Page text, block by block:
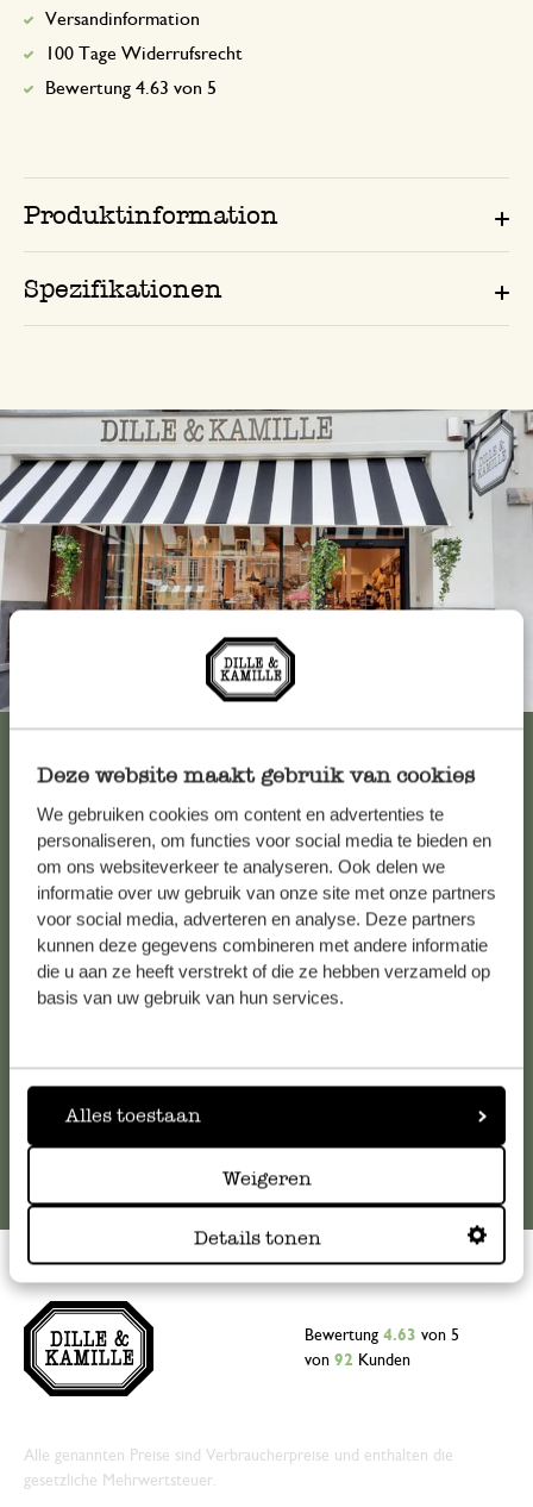
Deze website maakt gebruik van cookies
We gebruiken cookies om content en advertenties te
personaliseren, om functies voor social media te bieden en
om ons websiteverkeer te analyseren. Ook delen we
informatie over uw gebruik van onze site met onze partners
voor social media, adverteren en analyse. Deze partners
kunnen deze gegevens combineren met andere informatie
die u aan ze heeft verstrekt of die ze hebben verzameld op
basis van uw gebruik van hun services.
Alles toestaan
Weigeren
Details tonen
Versandinformation
100 Tage Widerrufsrecht
Bewertung 4.63 von 5
Produktinformation
Spezifikationen
Immer in der Nähe
Kundenservice/Hilfe
Falls Sie Fragen haben oder Tipps und Hilfe brauchen, wenden
Sie sich bitte an unseren Kundenservice. Oder lesen Sie hier
die Antworten auf häufig gestellte Fragen
Bewertung 4.63 von 5
von 92 Kunden
Alle genannten Preise sind Verbraucherpreise und enthalten die
gesetzliche Mehrwertsteuer.